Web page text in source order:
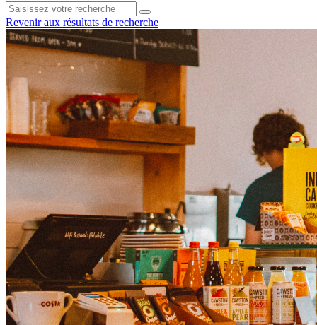
Revenir aux résultats de recherche